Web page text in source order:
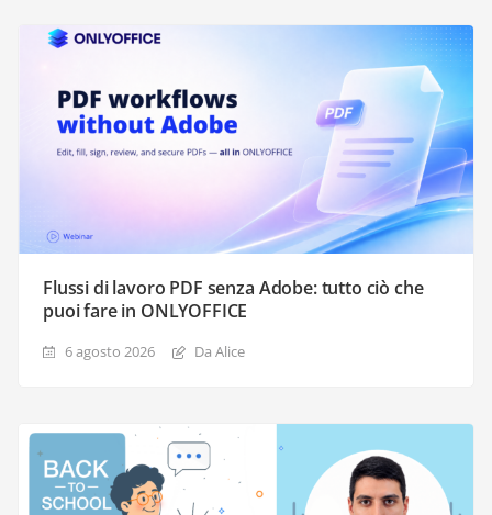
Flussi di lavoro PDF senza Adobe: tutto ciò che
puoi fare in ONLYOFFICE
6 agosto 2026 Da Alice